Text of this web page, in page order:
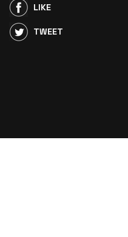
LIKE
TWEET